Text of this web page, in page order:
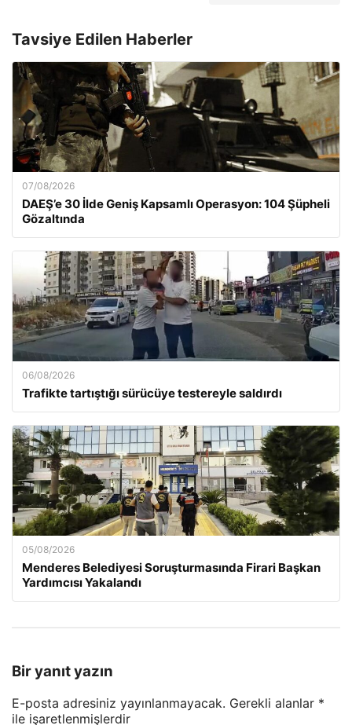
Tavsiye Edilen Haberler
07/08/2026
DAEŞ’e 30 İlde Geniş Kapsamlı Operasyon: 104 Şüpheli
Gözaltında
06/08/2026
Trafikte tartıştığı sürücüye testereyle saldırdı
05/08/2026
Menderes Belediyesi Soruşturmasında Firari Başkan
Yardımcısı Yakalandı
Bir yanıt yazın
E-posta adresiniz yayınlanmayacak. Gerekli alanlar *
ile işaretlenmişlerdir